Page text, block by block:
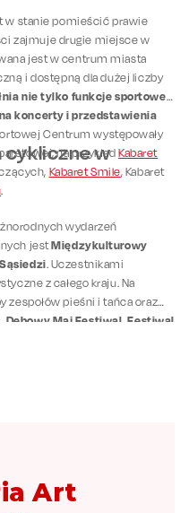
w stanie pomieścić prawie
zajmuje drugie miejsce w
jest w centrum miasta
i dostępną dla dużej liczby
nie tylko funkcje sportowe,
koncerty i przedstawienia
Centrum występowały
na przykładKabaret
Kabaret Smile, Kabaret
.
cykliczne w
wydarzeń
jestMiędzykulturowy
. Uczestnikami
z całego kraju. Na
zespołów pieśni i tańca oraz
Maj Festiwal, Festiwal
Zarezerwuj bilety i przeżyj
Art